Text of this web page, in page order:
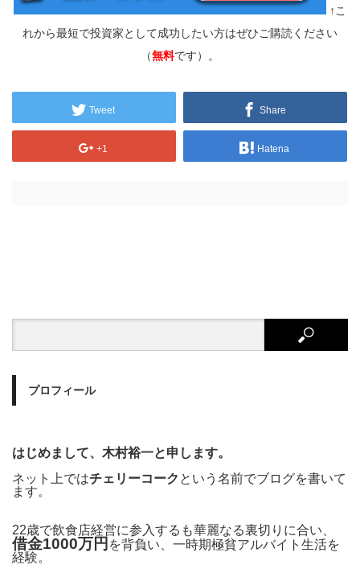
↑こ
れから最短で投資家として成功したい方はぜひご購読ください
（無料です）。
Tweet Share
+1 Hatena
プロフィール
はじめまして、木村裕一と申します。
ネット上ではチェリーコーク という名前でブログを書いて
ます。
22歳で飲食店経営に参入するも華麗なる裏切りに合い、
借金1000万円 を背負い、一時期極貧アルバイト生活を
経験。